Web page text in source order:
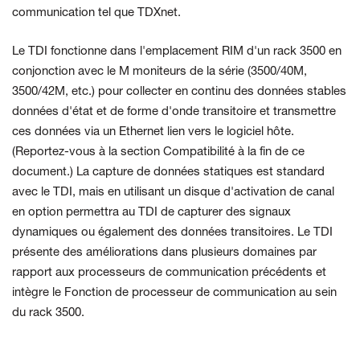
communication tel que TDXnet.
Le TDI fonctionne dans l'emplacement RIM d'un rack 3500 en
conjonction avec le M moniteurs de la série (3500/40M,
3500/42M, etc.) pour collecter en continu des données stables
données d'état et de forme d'onde transitoire et transmettre
ces données via un Ethernet lien vers le logiciel hôte.
(Reportez-vous à la section Compatibilité à la fin de ce
document.) La capture de données statiques est standard
avec le TDI, mais en utilisant un disque d'activation de canal
en option permettra au TDI de capturer des signaux
dynamiques ou également des données transitoires. Le TDI
présente des améliorations dans plusieurs domaines par
rapport aux processeurs de communication précédents et
intègre le Fonction de processeur de communication au sein
du rack 3500.